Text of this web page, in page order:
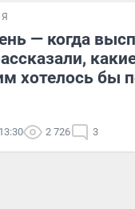
— когда
хотелось бы
2 726 3